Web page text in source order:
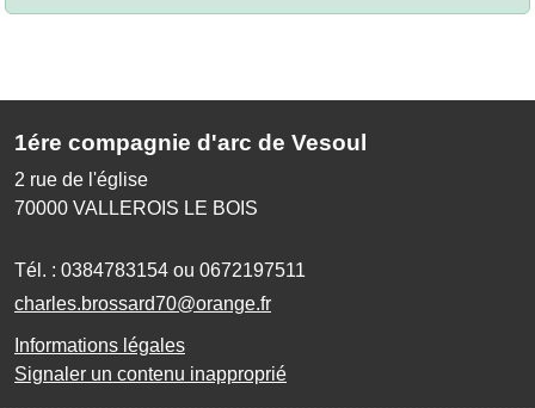
1ére compagnie d'arc de Vesoul
2 rue de l'église
70000 VALLEROIS LE BOIS
Tél. : 0384783154 ou 0672197511
charles.brossard70@orange.fr
Informations légales
Signaler un contenu inapproprié